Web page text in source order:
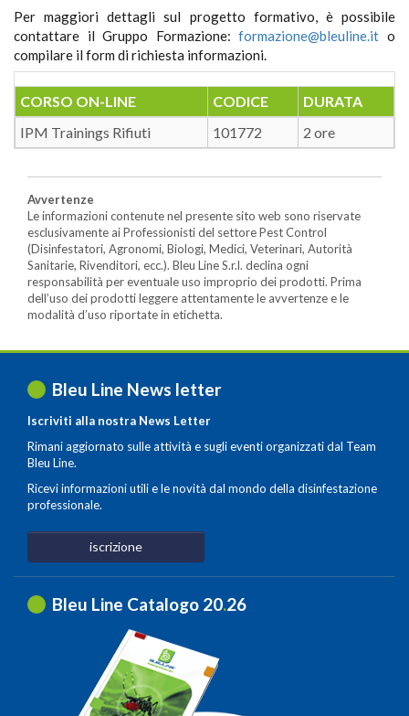
Per maggiori dettagli sul progetto formativo, è possibile
contattare il Gruppo Formazione:formazione@bleuline.it o
compilare il form di richiesta informazioni.
CORSO ON-LINE CODICE
DURATA
IPM Trainings Rifiuti
101772 2 ore
Avvertenze
Le informazioni contenute nel presente sito web sono riservate
esclusivamente ai Professionisti del settore Pest Control
(Disinfestatori, Agronomi, Biologi, Medici, Veterinari, Autorità
Sanitarie, Rivenditori, ecc.). Bleu Line S.r.l. declina ogni
responsabilità per eventuale uso improprio dei prodotti. Prima
dell’uso dei prodotti leggere attentamente le avvertenze e le
modalità d’uso riportate in etichetta.
Bleu Line News letter
Iscriviti alla nostra News Letter
Rimani aggiornato sulle attività e sugli eventi organizzati dal Team
Bleu Line.
Ricevi informazioni utili e le novità dal mondo della disinfestazione
professionale.
iscrizione
Bleu Line Catalogo 20.26